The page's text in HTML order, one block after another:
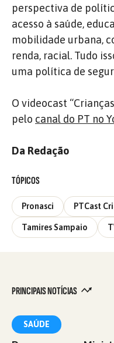
perspectiva de
acesso à saúde,
mobilidade urbana,
renda, racial. Tudo
uma política de
O videocast
pelo canal do PT no
Da Redação
TÓPICOS
Pronasci PTCast
Tamires Sampaio
PRINCIPAIS NOTÍCIAS
SAÚDE